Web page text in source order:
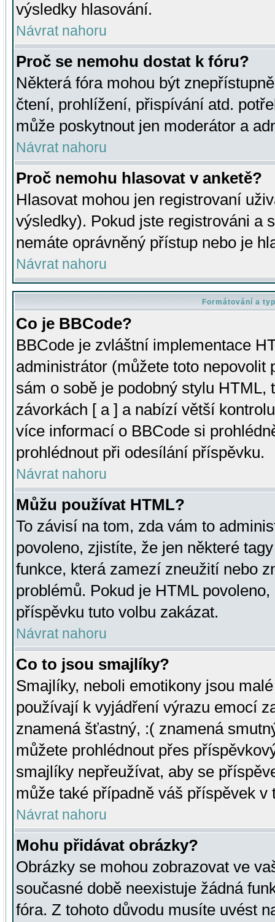
výsledky hlasování.
Návrat nahoru
Proč se nemohu dostat k fóru?
Některá fóra mohou být
čtení, prohlížení, přispívání atd.
může poskytnout jen moderátor a
Návrat nahoru
Proč nemohu hlasovat v anketě?
Hlasovat mohou jen registrovaní
výsledky). Pokud jste registrováni a
nemáte oprávněný přístup nebo je
Návrat nahoru
Formátování a
Co je BBCode?
BBCode je zvláštní implementace
administrátor (můžete toto
sám o sobě je podobný stylu HTML,
závorkách [ a ] a nabízí větší
více informací o BBCode si
prohlédnout při odesílání příspěvku.
Návrat nahoru
Můžu používat HTML?
To závisí na tom, zda vám to
povoleno, zjistíte, že jen některé
funkce, která zamezí zneužití nebo
problémů. Pokud je HTML
příspěvku tuto volbu zakázat.
Návrat nahoru
Co to jsou smajlíky?
Smajlíky, neboli emotikony jsou
používají k vyjádření výrazu emocí
znamená šťastný, :( znamená
můžete prohlédnout přes
smajlíky nepřeužívat, aby se
může také případně váš příspěvek v
Návrat nahoru
Mohu přidávat obrázky?
Obrázky se mohou zobrazovat ve
současné době neexistuje žádná
fóra. Z tohoto důvodu musíte uvést